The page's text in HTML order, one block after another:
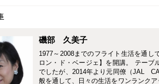
磯部 久美子
1977～2008までのフライト生活を通
ロン・ド・ベージェ】を開講。 テーブ
でしたが、2014年より元同僚（JAL
般を通して、日々の生活をワンランク